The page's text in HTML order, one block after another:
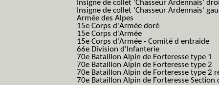
Insigne de collet 'Chasseur Ardennais'
Insigne de collet 'Chasseur Ardennais'
Armée des Alpes
15e Corps d'Armée doré
15e Corps d'Armée
15e Corps d'Armée - Comité d entraide
66e Division d'Infanterie
70e Bataillon Alpin de Forteresse type 1
70e Bataillon Alpin de Forteresse type 2
70e Bataillon Alpin de Forteresse type 2
70e Bataillon Alpin de Forteresse